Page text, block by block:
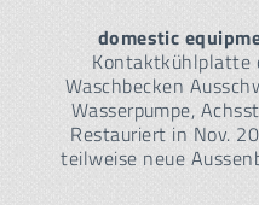
domestic
Kontaktkühlplatte
Waschbecken
Wasserpumpe,
Restauriert in Nov.
teilweise neue